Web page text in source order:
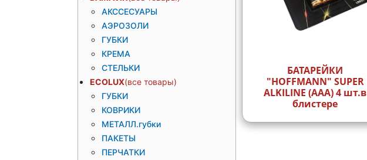
АКССЕСУАРЫ
АЭРОЗОЛИ
ГУБКИ
КРЕМА
СТЕЛЬКИ
ECOLUX
ГУБКИ
КОВРИКИ
МЕТАЛЛ.губки
ПАКЕТЫ
ПЕРЧАТКИ
БАТАРЕЙКИ
"HOFFMANN" SUPER
ALKILINE (AAA) 4 шт.в
блистере